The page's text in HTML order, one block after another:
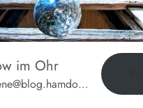
im Ohr
@rene@blog.hamdorf.org